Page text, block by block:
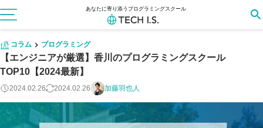
あなたに寄り添うプログラミングスクール
コラム プログラミング
【エンジニアが厳選】香川のプログラミングスクール
TOP10【2024最新】
2024.02.26 2024.02.26 加藤羽也人